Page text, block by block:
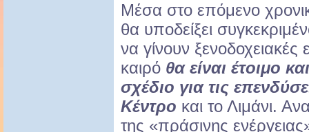
Μέσα στο επόμενο
θα υποδείξει
να γίνουν
καιρό θα είναι έτοιμο
σχέδιο για τις
Κέντρο και το Λιμάνι.
της «πράσινης